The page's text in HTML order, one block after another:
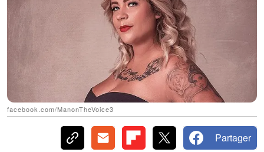
facebook.com/ManonTheVoice3
Partager